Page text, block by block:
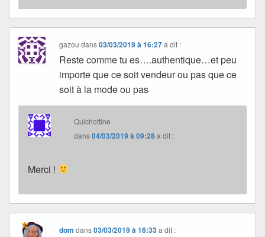
gazou dans03/03/2019 à 16:27 a dit :
Reste comme tu es….authentique…et peu
importe que ce soit vendeur ou pas que ce
soit à la mode ou pas
Quichottine
dans04/03/2019 à 09:28a dit :
Merci !
dom dans03/03/2019 à 16:33 a dit :